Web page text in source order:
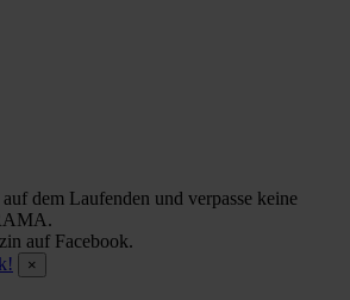
dem Laufenden und verpasse keine
auf Facebook.
×